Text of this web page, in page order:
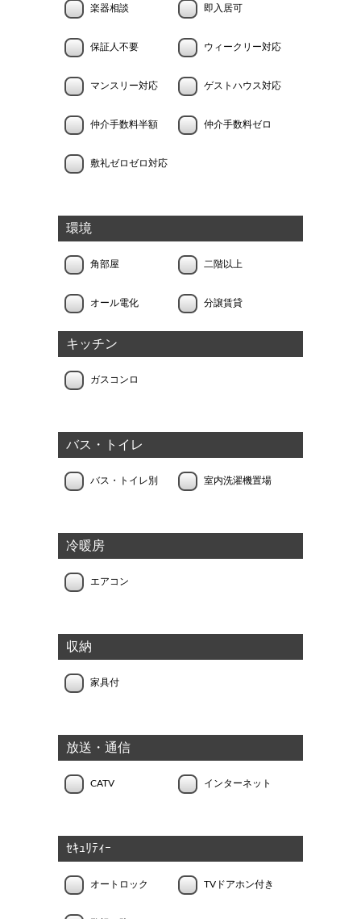
楽器相談 即入居可
保証人不要 ウィークリー対応
マンスリー対応 ゲストハウス対応
仲介手数料半額 仲介手数料ゼロ
敷礼ゼロゼロ対応
環境
角部屋 二階以上
オール電化 分譲賃貸
キッチン
ガスコンロ
バス・トイレ
バス・トイレ別 室内洗濯機置場
冷暖房
エアコン
収納
家具付
放送・通信
CATV インターネット
ｾｷｭﾘﾃｨｰ
オートロック TVドアホン付き